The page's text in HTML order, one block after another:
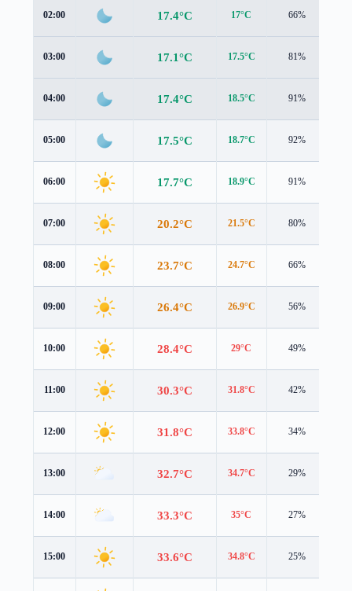
02:00 17.4°C 17°C 66%
03:00 17.1°C 17.5°C 81%
04:00 17.4°C 18.5°C 91%
05:00 17.5°C 18.7°C 92%
06:00 17.7°C 18.9°C 91%
07:00 20.2°C 21.5°C 80%
08:00 23.7°C 24.7°C 66%
09:00 26.4°C 26.9°C 56%
10:00 28.4°C 29°C 49%
11:00 30.3°C 31.8°C 42%
12:00 31.8°C 33.8°C 34%
13:00 32.7°C 34.7°C 29%
14:00 33.3°C 35°C 27%
15:00 33.6°C 34.8°C 25%